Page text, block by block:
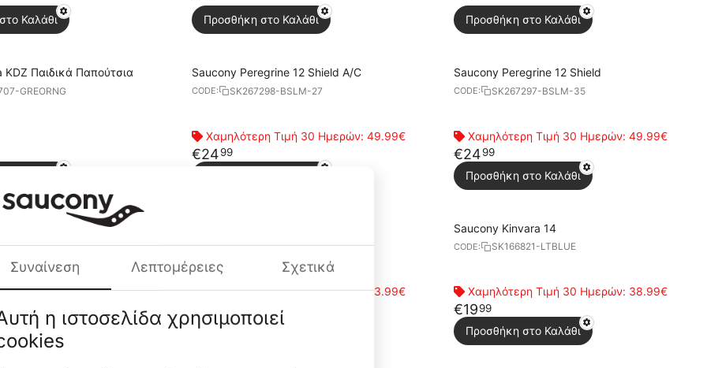
Καλάθι Προσθήκη στο Καλάθι Προσθήκη στο Καλάθι
KDZ Παιδικά Παπούτσια
GREORNG
Καλάθι
Saucony Peregrine 12 Shield A/C
CODE: SK267298-BSLM-27
Χαμηλότερη Τιμή 30 Ημερών:49.99€
€2499
Saucony Peregrine 12 Shield
CODE: SK267297-BSLM-35
Χαμηλότερη Τιμή 30 Ημερών: 49.99€
€2499
Προσθήκη στο Καλάθι
GRBRD-32
Τιμή 30 Ημερών:53.99€
Καλάθι
CODE: SK167266-MVIND-32
Χαμηλότερη Τιμή 30 Ημερών:53.99€
Προσθήκη στο Καλάθι
Saucony Kinvara 14
CODE: SK166821-LTBLUE
Χαμηλότερη Τιμή 30 Ημερών: 38.99€
€1999
Προσθήκη στο Καλάθι
Συναίνεση Λεπτομέρειες Σχετικά
η ιστοσελίδα χρησιμοποιεί
Necessary Cookies 3